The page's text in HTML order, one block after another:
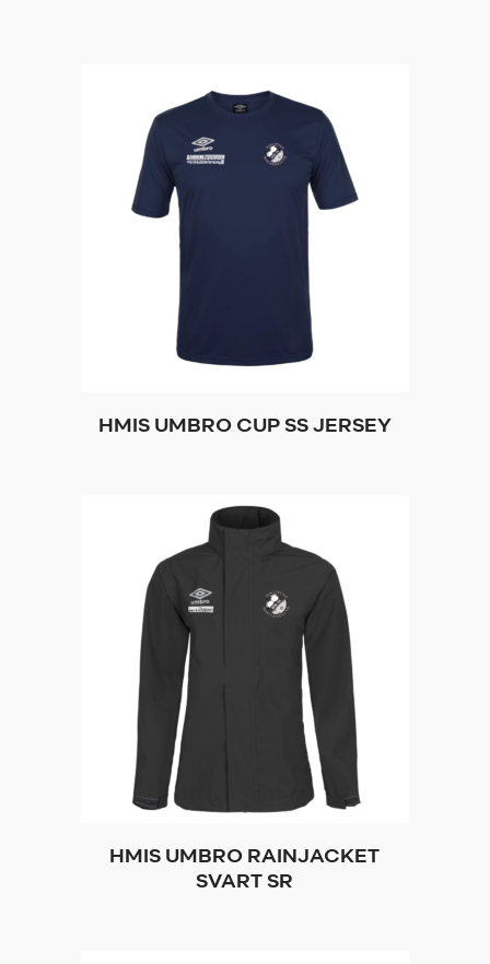
HMIS UMBRO CUP SS JERSEY
HMIS UMBRO RAINJACKET
SVART SR